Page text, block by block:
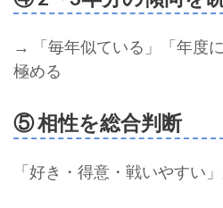
→ 「毎年似ている」「年度
極める
⑤ 相性を総合判断
「好き・得意・戦いやすい